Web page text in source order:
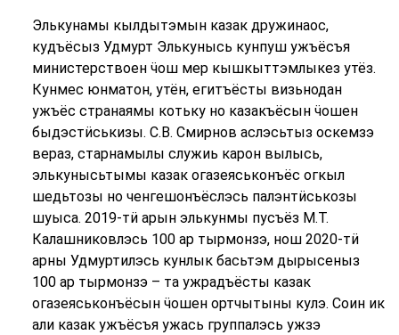
Элькунамы кылдытэмын казак дружинаос,
кудъёсыз Удмурт Элькунысь кунпуш ужъёсъя
министерствоен ӵош мер кышкыттэмлыкез утёз.
Кунмес юнматон, утён, егитъёсты визьнодан
ужъёс странаямы котьку но казакъёсын ӵошен
быдэстӥськизы. С.В. Смирнов аслэсьтыз оскемзэ
вераз, старнамылы служиь карон вылысь,
элькунысьтымы казак огазеяськонъёс огкыл
шедьтозы но ченгешонъёслэсь палэнтӥськозы
шуыса. 2019-тӥ арын элькунмы пусъёз М.Т.
Калашниковлэсь 100 ар тырмонзэ, нош 2020-тӥ
арны Удмуртилэсь кунлык басьтэм дырысеныз
100 ар тырмонзэ – та ужрадъёсты казак
огазеяськонъёсын ӵошен ортчытыны кулэ. Соин ик
али казак ужъёсъя ужась группалэсь ужзэ